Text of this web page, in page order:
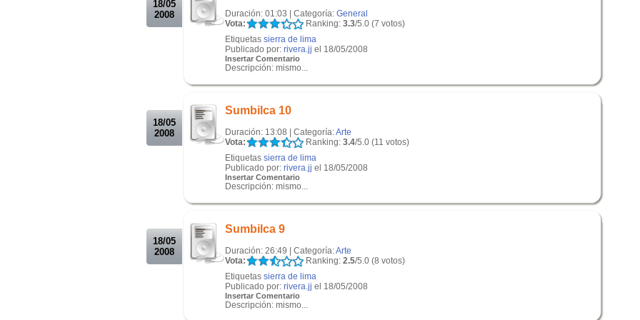
18/05
2008
Duración: 01:03 | Categoría: General
Vota:
Ranking: 3.3/5.0 (7 votos)
Etiquetas sierra de lima
Publicado por: rivera.jj el 18/05/2008
Insertar Comentario
Descripción: mismo...
18/05
2008
Sumbilca 10
Duración: 13:08 | Categoría:Arte
Vota:
Ranking: 3.4/5.0 (11 votos)
Etiquetas sierra de lima
Publicado por: rivera.jj el 18/05/2008
Insertar Comentario
Descripción: mismo...
18/05
2008
Sumbilca 9
Duración: 26:49 | Categoría:Arte
Vota:
Ranking: 2.5/5.0 (8 votos)
Etiquetas sierra de lima
Publicado por: rivera.jj el 18/05/2008
Insertar Comentario
Descripción: mismo...